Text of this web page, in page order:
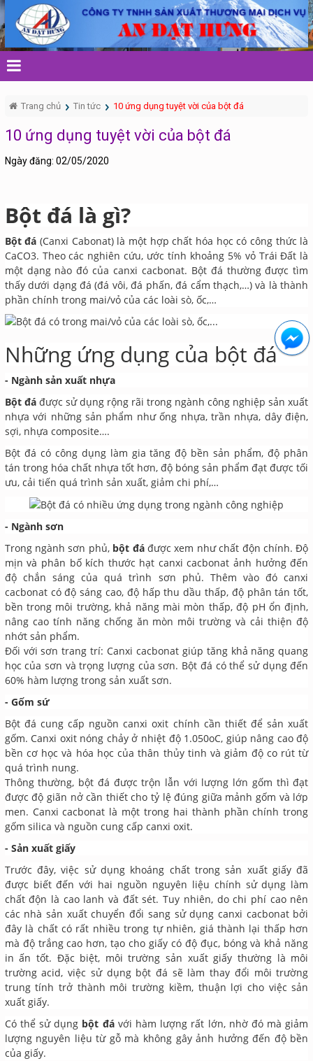
Trang chủ Tin tức 10 ứng dụng tuyệt vời của bột đá
10 ứng dụng tuyệt vời của bột đá
Ngày đăng: 02/05/2020
Bột đá là gì?
Bột đá (Canxi Cabonat) là một hợp chất hóa học có công thức là
CaCO3. Theo các nghiên cứu, ước tính khoảng 5% vỏ Trái Đất là
một dạng nào đó của canxi cacbonat. Bột đá thường được tìm
thấy dưới dạng đá (đá vôi, đá phấn, đá cẩm thạch,…) và là thành
phần chính trong mai/vỏ của các loài sò, ốc,…
Những ứng dụng của bột đá
- Ngành sản xuất nhựa
Bột đáđược sử dụng rộng rãi trong ngành công nghiệp sản xuất
nhựa với những sản phẩm như ống nhựa, trần nhựa, dây điện,
sợi, nhựa composite….
Bột đá có công dụng làm gia tăng độ bền sản phẩm, độ phân
tán trong hóa chất nhựa tốt hơn, độ bóng sản phẩm đạt được tối
ưu, cải tiến quá trình sản xuất, giảm chi phí,…
- Ngành sơn
Trong ngành sơn phủ, bột đáđược xem như chất độn chính. Độ
mịn và phân bố kích thước hạt canxi cacbonat ảnh hưởng đến
độ chắn sáng của quá trình sơn phủ. Thêm vào đó canxi
cacbonat có độ sáng cao, độ hấp thu dầu thấp, độ phân tán tốt,
bền trong môi trường, khả năng mài mòn thấp, độ pH ổn định,
nâng cao tính năng chống ăn mòn môi trường và cải thiện độ
nhớt sản phẩm.
Đối với sơn trang trí: Canxi cacbonat giúp tăng khả năng quang
học của sơn và trọng lượng của sơn. Bột đá có thể sử dụng đến
60% hàm lượng trong sản xuất sơn.
- Gốm sứ
Bột đá cung cấp nguồn canxi oxit chính cần thiết để sản xuất
gốm. Canxi oxit nóng chảy ở nhiệt độ 1.050oC, giúp nâng cao độ
bền cơ học và hóa học của thân thủy tinh và giảm độ co rút từ
quá trình nung.
Thông thường, bột đá được trộn lẫn với lượng lớn gốm thì đạt
được độ giãn nở cần thiết cho tỷ lệ đúng giữa mảnh gốm và lớp
men. Canxi cacbonat là một trong hai thành phần chính trong
gốm silica và nguồn cung cấp canxi oxit.
- Sản xuất giấy
Trước đây, việc sử dụng khoáng chất trong sản xuất giấy đã
được biết đến với hai nguồn nguyên liệu chính sử dụng làm
chất độn là cao lanh và đất sét. Tuy nhiên, do chi phí cao nên
các nhà sản xuất chuyển đổi sang sử dụng canxi cacbonat bởi
đây là chất có rất nhiều trong tự nhiên, giá thành lại thấp hơn
mà độ trắng cao hơn, tạo cho giấy có độ đục, bóng và khả năng
in ấn tốt. Đặc biệt, môi trường sản xuất giấy thường là môi
trường acid, việc sử dụng bột đá sẽ làm thay đổi môi trường
trung tính trở thành môi trường kiềm, thuận lợi cho việc sản
xuất giấy.
Có thể sử dụng bột đávới hàm lượng rất lớn, nhờ đó mà giảm
lượng nguyên liệu từ gỗ mà không gây ảnh hưởng đến độ bền
của giấy.